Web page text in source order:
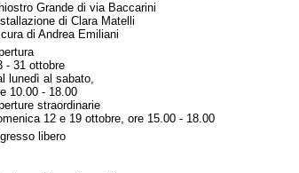
Grande di via Baccarini
di Clara Matelli
di Andrea Emiliani
- 31 ottobre
lunedì al sabato,
10.00 - 18.00
straordinarie
12 e 19 ottobre, ore 15.00 - 18.00
libero